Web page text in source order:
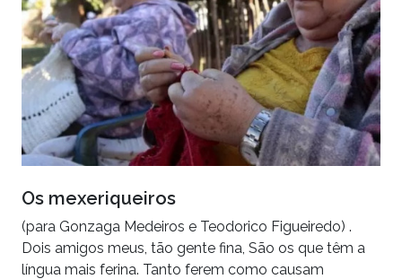
Os mexeriqueiros
(para Gonzaga Medeiros e Teodorico Figueiredo) .
Dois amigos meus, tão gente fina, São os que têm a
língua mais ferina. Tanto ferem como causam